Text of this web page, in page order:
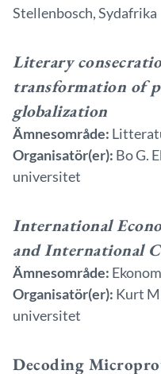
Stellenbosch, Sydafrika
Literary
transformation of
globalization
Ämnesområde:
Organisatör(er): Bo G.
universitet
International
and International
Ämnesområde:
Organisatör(er): Kurt
universitet
Decoding